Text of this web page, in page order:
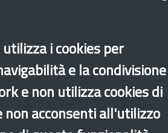
i cookies per
e la condivisione
e non utilizza cookies di
non acconsenti all'utilizzo